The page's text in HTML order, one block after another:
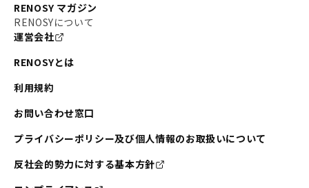
RENOSY マガジン
RENOSYについて
運営会社
RENOSYとは
利用規約
お問い合わせ窓口
プライバシーポリシー及び個人情報のお取扱いについて
反社会的勢力に対する基本方針